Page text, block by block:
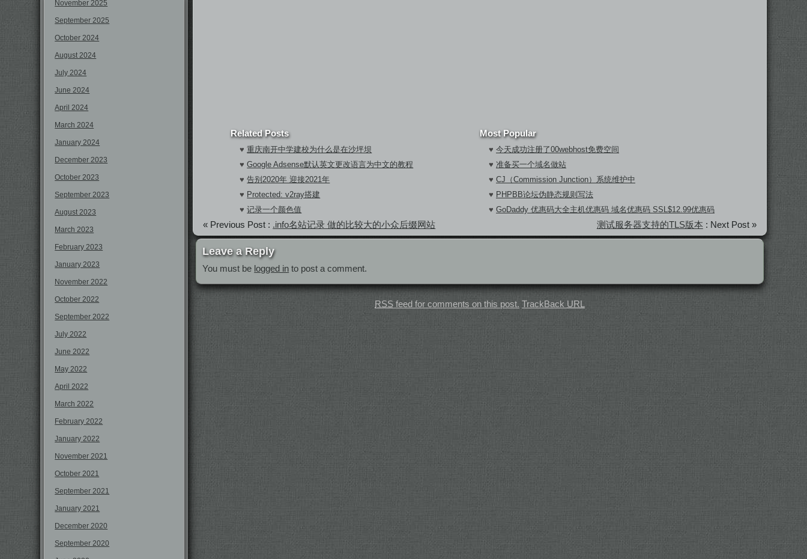
November 2025
September 2025
October 2024
August 2024
July 2024
June 2024
April 2024
March 2024
January 2024
December 2023
October 2023
September 2023
August 2023
March 2023
February 2023
January 2023
November 2022
October 2022
September 2022
July 2022
June 2022
May 2022
April 2022
March 2022
February 2022
January 2022
November 2021
October 2021
September 2021
January 2021
December 2020
September 2020
Most Popular
♥今天成功注册了00webhost免费空间
♥准备买一个域名做站
♥CJ（Commission Junction）系统维护中
♥ PHPBB论坛伪静态规则写法
♥GoDaddy 优惠码大全主机优惠码 域名优惠码 SSL$12.99优惠码
Related Posts
♥重庆南开中学建校为什么是在沙坪坝
♥Google Adsense默认英文更改语言为中文的教程
♥告别2020年 迎接2021年
♥ Protected: v2ray搭建
♥记录一个颜色值
« Previous Post : .info名站记录 做的比较大的小众后缀网站 测试服务器支持的TLS版本 : Next Post »
Leave a Reply
You must be logged in to post a comment.
RSS feed for comments on this post. TrackBack URL